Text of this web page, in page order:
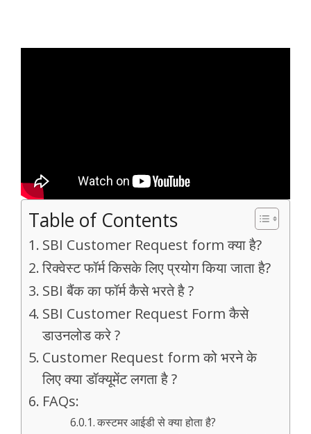
Table of Contents
SBI Customer Request form क्या है?
रिक्वेस्ट फॉर्म किसके लिए प्रयोग किया जाता है?
SBI बैंक का फॉर्म कैसे भरते है ?
SBI Customer Request Form कैसे
डाउनलोड करे ?
Customer Request form को भरने के
लिए क्या डॉक्यूमेंट लगता है ?
FAQs:
कस्टमर आईडी से क्या होता है?